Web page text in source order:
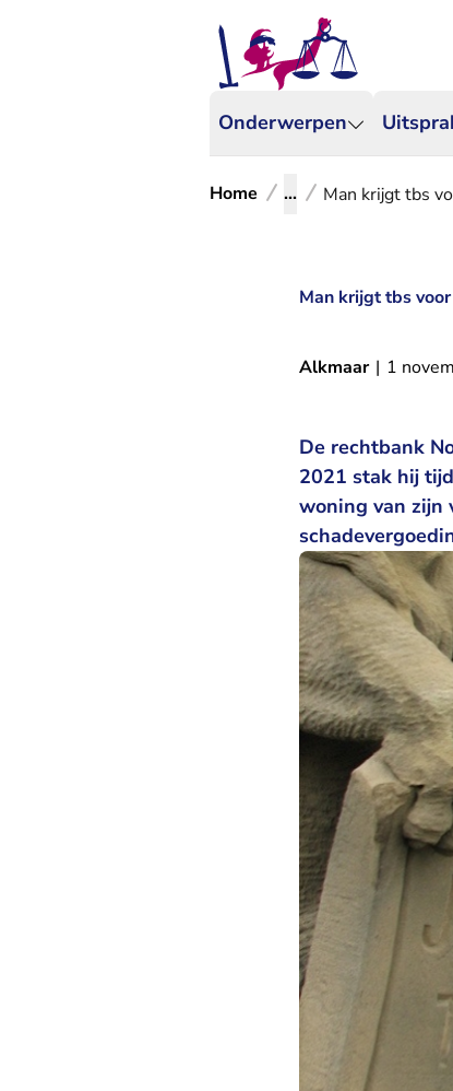
Onderwerpen
Home ... Man krijgt tbs
Man krijgt tbs
Alkmaar | 1
De rechtbank
2021 stak hij
woning van zijn